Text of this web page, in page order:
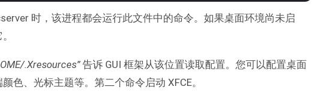
时，该进程都会运行此文件中的命令。如果桌面环境尚未启
.Xresources”告诉 GUI 框架从该位置读取配置。您可以配置桌面
色、光标主题等。第二个命令启动 XFCE。